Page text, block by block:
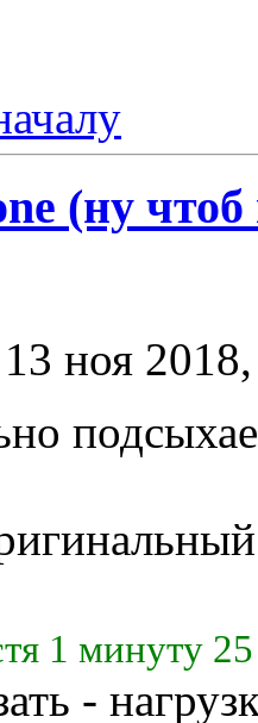
(ну
ноя
1 минуту
-